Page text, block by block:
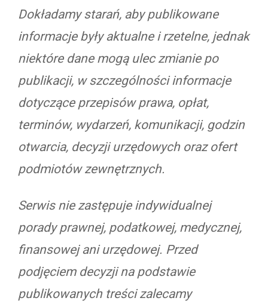
Dokładamy starań, aby publikowane
informacje były aktualne i rzetelne, jednak
niektóre dane mogą ulec zmianie po
publikacji, w szczególności informacje
dotyczące przepisów prawa, opłat,
terminów, wydarzeń, komunikacji, godzin
otwarcia, decyzji urzędowych oraz ofert
podmiotów zewnętrznych.
Serwis nie zastępuje indywidualnej
porady prawnej, podatkowej, medycznej,
finansowej ani urzędowej. Przed
podjęciem decyzji na podstawie
publikowanych treści zalecamy